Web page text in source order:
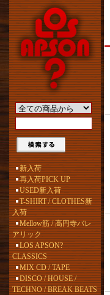
新入荷
再入荷PICK UP
USED新入荷
T-SHIRT / CLOTHES新
入荷
Mellow筋 / 高円寺バレ
アリック
LOS APSON?
CLASSICS
MIX CD / TAPE
DISCO / HOUSE /
TECHNO / BREAK BEATS